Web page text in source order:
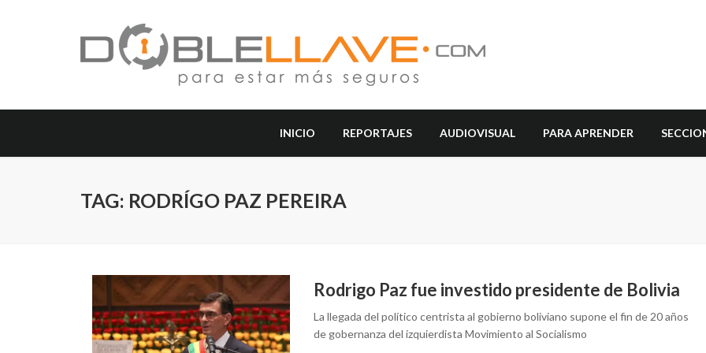
INICIO REPORTAJES AUDIOVISUAL PARA APRENDER
TAG: RODRÍGO PAZ PEREIRA
Rodrigo Paz fue investido presidente de Bolivia
La llegada del político centrista al gobierno boliviano supone el fin de 20 años
de gobernanza del izquierdista Movimiento al Socialismo